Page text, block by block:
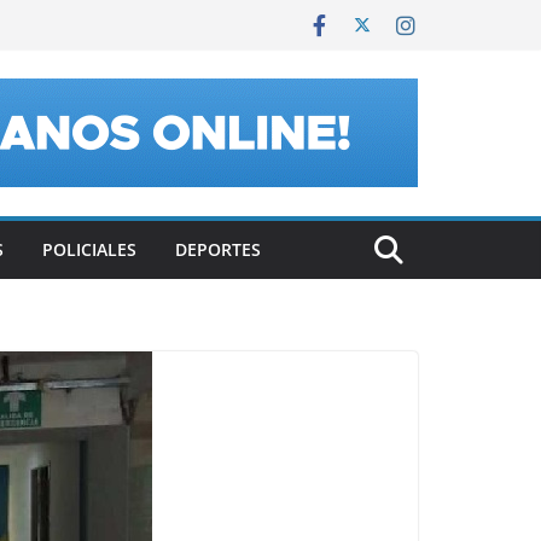
POLICIALES DEPORTES